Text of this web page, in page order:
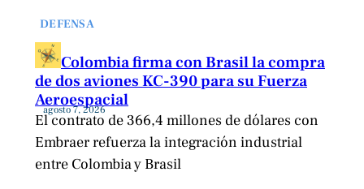
DEFENSA
Colombia firma con Brasil la compra
de dos aviones KC-390 para su Fuerza
Aeroespacial
agosto 7, 2026
El contrato de 366,4 millones de dólares con
Embraer refuerza la integración industrial
entre Colombia y Brasil